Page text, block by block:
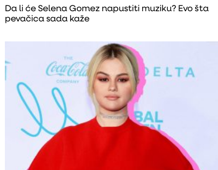
Da li će Selena Gomez napustiti muziku? Evo šta
pevačica sada kaže